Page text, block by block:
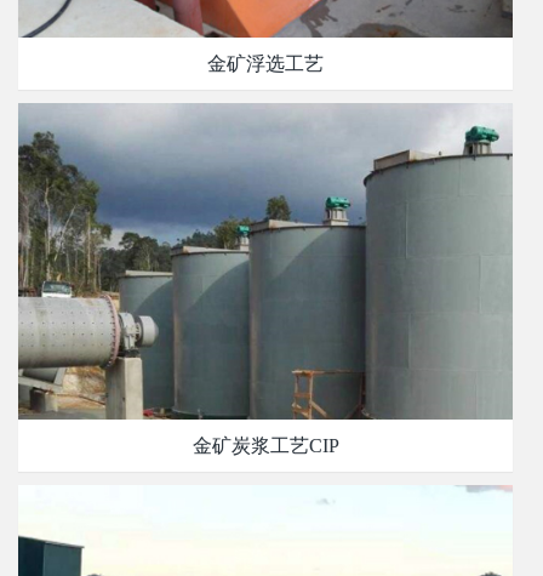
金矿浮选工艺
金矿炭浆工艺CIP